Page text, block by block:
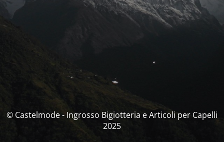
© Castelmode - Ingrosso Bigiotteria e Articoli per Capelli
2025